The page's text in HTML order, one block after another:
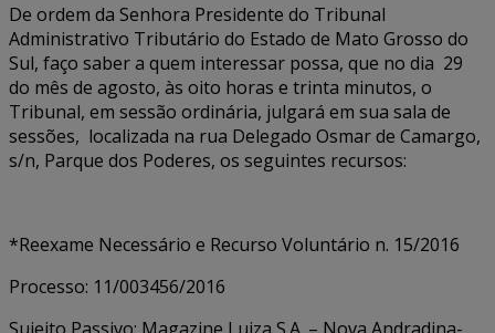
De ordem da Senhora Presidente do Tribunal
Administrativo Tributário do Estado de Mato Grosso do
Sul, faço saber a quem interessar possa, que no dia 29
do mês de agosto, às oito horas e trinta minutos, o
Tribunal, em sessão ordinária, julgará em sua sala de
sessões, localizada na rua Delegado Osmar de Camargo,
s/n, Parque dos Poderes, os seguintes recursos:
*Reexame Necessário e Recurso Voluntário n. 15/2016
Processo: 11/003456/2016